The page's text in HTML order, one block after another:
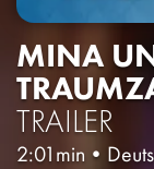
MINA
TRAILER
2:01min •